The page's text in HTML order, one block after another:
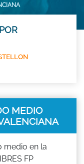
MEDIO
medio en la
FP